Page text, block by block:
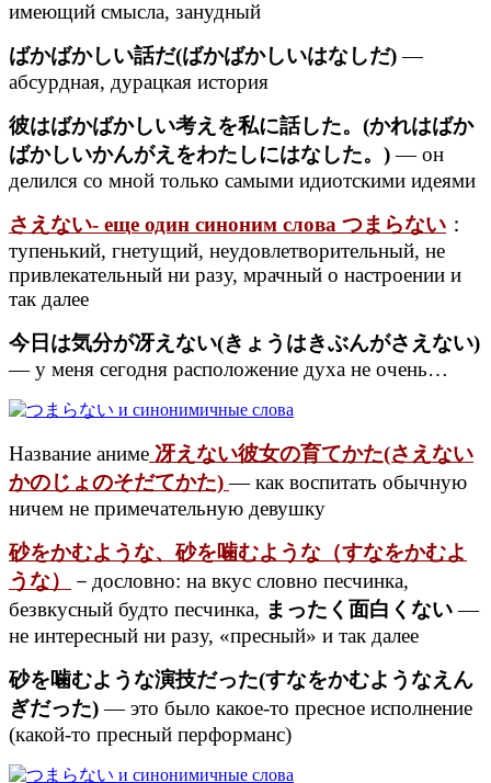
имеющий смысла, занудный
ばかばかしい話だ(ばかばかしいはなしだ)—
абсурдная, дурацкая история
彼はばかばかしい考えを私に話した。(かれはばか
ばかしいかんがえをわたしにはなした。)— он
делился со мной только самыми идиотскими идеями
さえない- еще один синоним слова つまらない ：
тупенький, гнетущий, неудовлетворительный, не
привлекательный ни разу, мрачный о настроении и
так далее
今日は気分が冴えない(きょうはきぶんがさえない)
— у меня сегодня расположение духа не очень…
Название аниме 冴えない彼女の育てかた(さえない
かのじょのそだてかた) — как воспитать обычную
ничем не примечательную девушку
砂をかむような、砂を噛むような（すなをかむよ
うな）
－дословно: на вкус словно песчинка,
безвкусный будто песчинка, まったく面白くない—
не интересный ни разу, «пресный» и так далее
砂を噛むような演技だった(すなをかむようなえん
ぎだった)— это было какое-то пресное исполнение
(какой-то пресный перформанс)